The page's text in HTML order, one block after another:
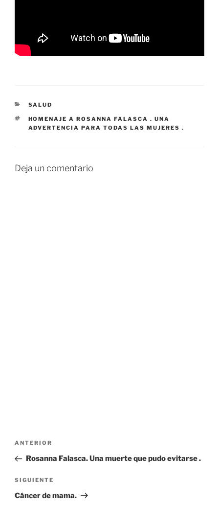
CATEGORÍAS
SALUD
ETIQUETAS
HOMENAJE A ROSANNA FALASCA . UNA
ADVERTENCIA PARA TODAS LAS MUJERES .
Deja un comentario
Navegación
entradas
Entrada
anterior:
ANTERIOR
Rosanna Falasca. Una muerte que pudo evitarse .
Siguiente
entrada
SIGUIENTE
Cáncer de mama.